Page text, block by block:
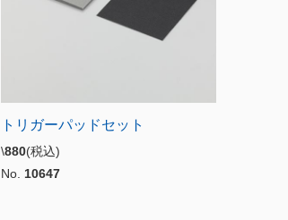
トリガーパッドセット
\880(税込)
No. 10647